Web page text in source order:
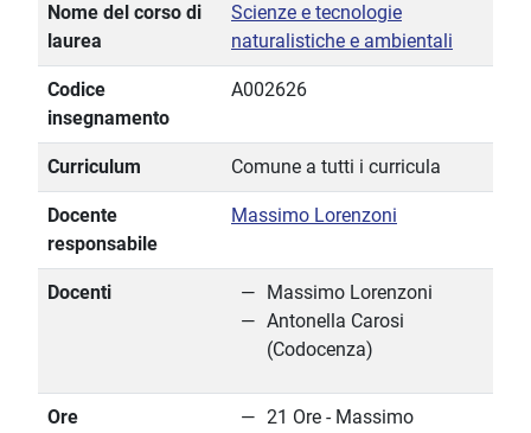
Nome del corso di
laurea
Scienze e tecnologie
naturalistiche e ambientali
Codice
insegnamento
A002626
Curriculum Comune a tutti i curricula
Docente
responsabile
Massimo Lorenzoni
Docenti
Massimo Lorenzoni
Antonella Carosi
(Codocenza)
Ore
21 Ore - Massimo